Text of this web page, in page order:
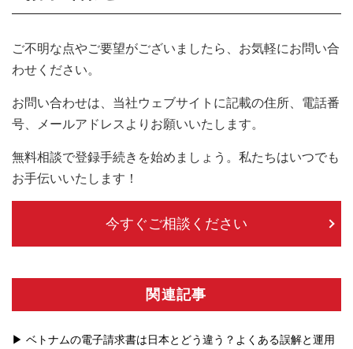
ご不明な点やご要望がございましたら、お気軽にお問い合
わせください。
お問い合わせは、当社ウェブサイトに記載の住所、電話番
号、メールアドレスよりお願いいたします。
無料相談で登録手続きを始めましょう。私たちはいつでも
お手伝いいたします！
今すぐご相談ください
関連記事
ベトナムの電子請求書は日本とどう違う？よくある誤解と運用